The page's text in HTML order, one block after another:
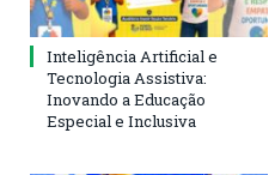
Inteligência Artificial e
Tecnologia Assistiva:
Inovando a Educação
Especial e Inclusiva